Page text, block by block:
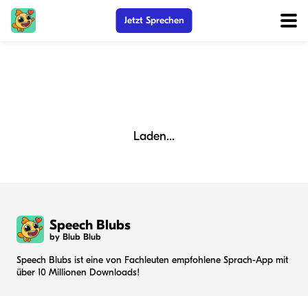
Jetzt Sprechen
Laden...
Speech Blubs
by Blub Blub
Speech Blubs ist eine von Fachleuten empfohlene Sprach-App mit
über 10 Millionen Downloads!